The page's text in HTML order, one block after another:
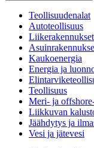
Teollisuudenalat
Autoteollisuus
Liikerakennukset
Kaukoenergia
Energia ja
Teollisuus
Meri- ja
Liikkuvan
Jäähdytys ja
Vesi ja jätevesi